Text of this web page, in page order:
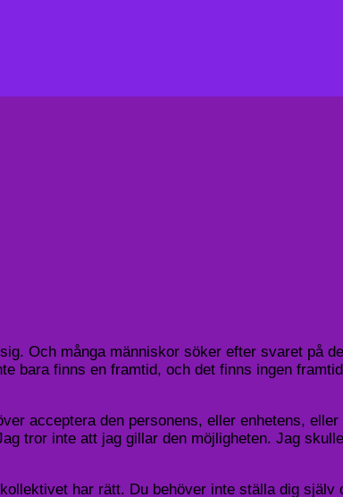
Och många människor söker efter svaret på
bara finns en framtid, och det finns ingen
acceptera den personens, eller enhetens,
tror inte att jag gillar den möjligheten. Jag
har rätt. Du behöver inte ställa dig själv